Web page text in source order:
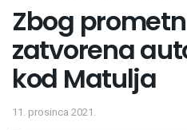
Zbog
zatvorena
kod Matulja
11. prosinca 2021.